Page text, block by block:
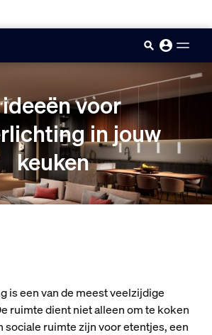
voor
in jouw
keuken
is een van de meest veelzijdige
ruimte dient niet alleen om te koken
sociale ruimte zijn voor etentjes, een